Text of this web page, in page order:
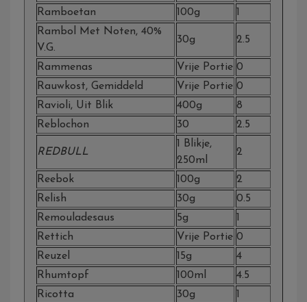
Ramboetan
100g
1
Rambol Met Noten, 40%
V.g.
30g 2.5
Rammenas Vrije Portie 0
Rauwkost, Gemiddeld
Vrije Portie 0
Ravioli, Uit Blik
400g
8
Reblochon
30 2.5
REDBULL
1 Blikje,
250ml
2
Reebok 100g
2
Relish
30g
0.5
Remouladesaus
5g
1
Rettich
Vrije Portie 0
Reuzel
15g
4
Rhumtopf
100ml
4.5
Ricotta
30g
1